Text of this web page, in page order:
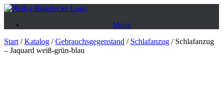
Zum
springen
Menü
Start /Katalog /Gebrauchsgegenstand / Schlafanzug / Schlafanzug
– Jaquard weiß-grün-blau